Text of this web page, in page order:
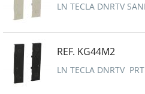
LN TECLA DNRTV
REF. KG44M2
LN TECLA DNRTV PRT